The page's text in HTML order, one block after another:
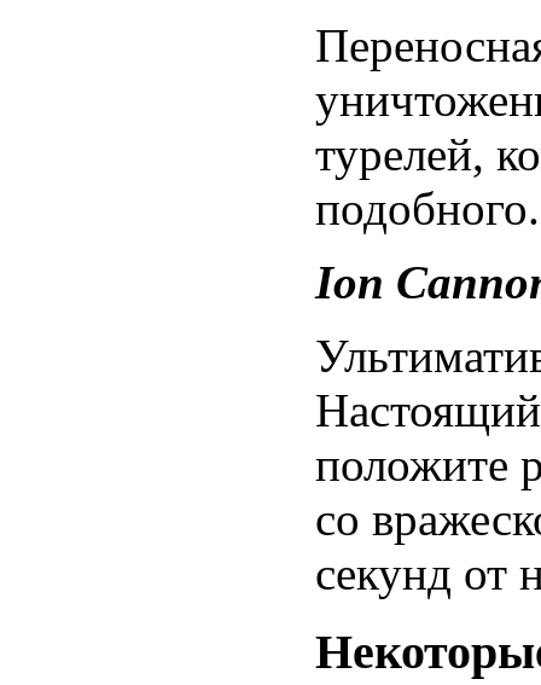
турелей,
подобного.
Ion
положите
со
секунд от